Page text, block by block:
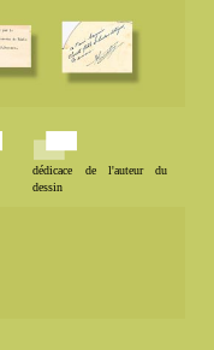
dédicace de l'auteur du
dessin